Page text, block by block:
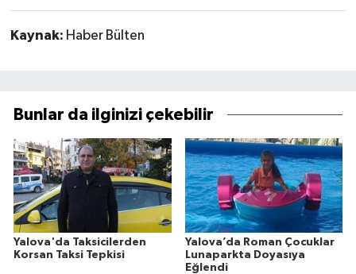
Kaynak: Haber Bülten
Bunlar da ilginizi çekebilir
Yalova'da Taksicilerden
Korsan Taksi Tepkisi
Yalova’da Roman Çocuklar
Lunaparkta Doyasıya
Eğlendi